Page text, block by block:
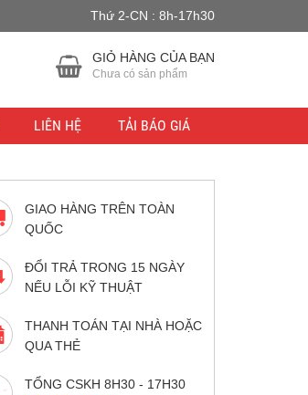
Thứ 2-CN : 8h-17h30
GIỎ HÀNG CỦA BẠN
Chưa có sản phẩm
LIÊN HỆ TẢI BÁO GIÁ
GIAO HÀNG TRÊN TOÀN
QUỐC
ĐỔI TRẢ TRONG 15 NGÀY
NẾU LỖI KỸ THUẬT
THANH TOÁN TẠI NHÀ HOẶC
QUA THẺ
TỔNG CSKH 8H30 - 17H30